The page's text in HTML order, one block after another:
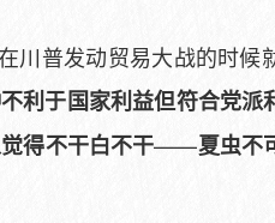
川普发动贸易大战的时候
利于国家利益但符合党派
得不干白不干——夏虫不